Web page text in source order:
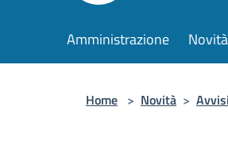
Amministrazione Novità
Home > Novità > Avvisi